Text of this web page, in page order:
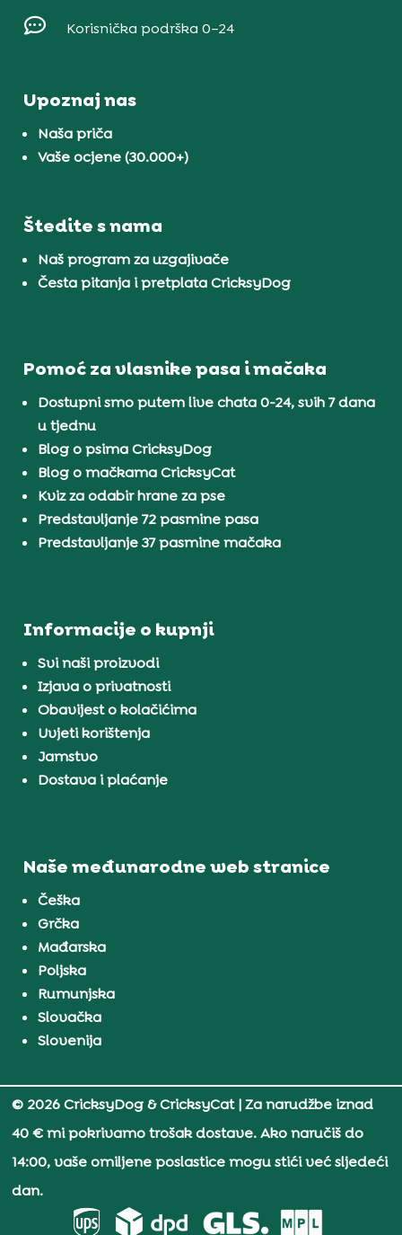
 Korisnička podrška 0–24
Upoznaj nas
Naša priča
Vaše ocjene (30.000+)
Štedite s nama
Naš program za uzgajivače
Česta pitanja i pretplata CricksyDog
Pomoć za vlasnike pasa i mačaka
Dostupni smo putem live chata 0-24, svih 7 dana
u tjednu
Blog o psima CricksyDog
Blog o mačkama CricksyCat
Kviz za odabir hrane za pse
Predstavljanje 72 pasmine pasa
Predstavljanje 37 pasmine mačaka
Informacije o kupnji
Svi naši proizvodi
Izjava o privatnosti
Obavijest o kolačićima
Uvjeti korištenja
Jamstvo
Dostava i plaćanje
Naše međunarodne web stranice
Češka
Grčka
Mađarska
Poljska
Rumunjska
Slovačka
Slovenija
© 2026 CricksyDog & CricksyCat| Za narudžbe iznad
40 € mi pokrivamo trošak dostave. Ako naručiš do
14:00, vaše omiljene poslastice mogu stići već sljedeći
dan.